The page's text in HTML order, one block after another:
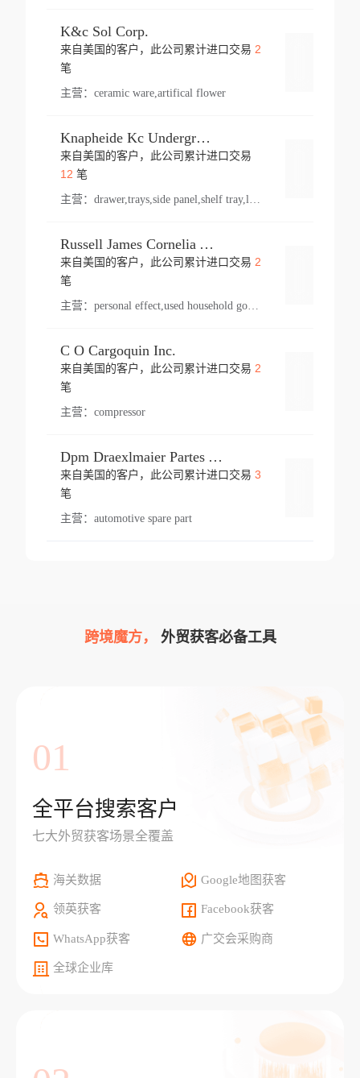
K&c Sol Corp.
来自美国的客户，此公司累计进口交易 2
笔
主营： ceramic ware,artifical flower
Knapheide Kc Underground
来自美国的客户，此公司累计进口交易
12 笔
主营：
Russell James Cornelia Arlington Va
来自美国的客户，此公司累计进口交易 2
笔
主营： personal effect,used household goods
C O Cargoquin Inc.
来自美国的客户，此公司累计进口交易 2
笔
主营： compressor
Dpm Draexlmaier Partes Automotrices Corr Ind Huejotzingo
来自美国的客户，此公司累计进口交易 3
笔
主营： automotive spare part
跨境魔方， 外贸获客必备工具
01
全平台搜索客户
七大外贸获客场景全覆盖
海关数据 Google地图获客
领英获客 Facebook获客
WhatsApp获客 广交会采购商
全球企业库